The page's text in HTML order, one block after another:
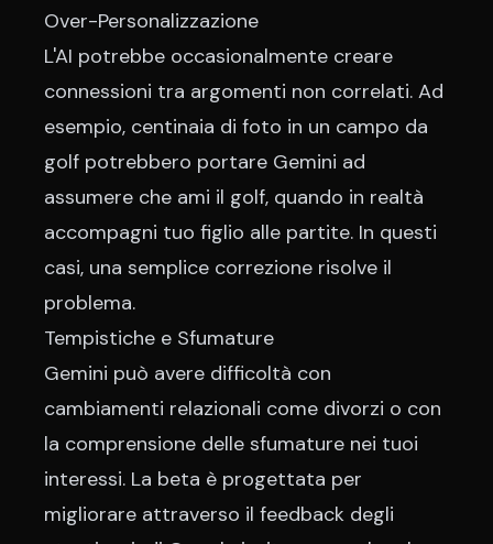
Over-Personalizzazione
L'AI potrebbe occasionalmente creare
connessioni tra argomenti non correlati. Ad
esempio, centinaia di foto in un campo da
golf potrebbero portare Gemini ad
assumere che ami il golf, quando in realtà
accompagni tuo figlio alle partite. In questi
casi, una semplice correzione risolve il
problema.
Tempistiche e Sfumature
Gemini può avere difficoltà con
cambiamenti relazionali come divorzi o con
la comprensione delle sfumature nei tuoi
interessi. La beta è progettata per
migliorare attraverso il feedback degli